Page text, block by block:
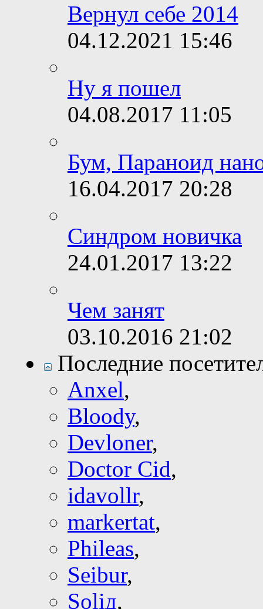
Вернул себе 2014
04.12.2021 15:46
Ну я пошел
04.08.2017 11:05
Бум, Параноид
16.04.2017 20:28
Синдром новичка
24.01.2017 13:22
Чем занят
03.10.2016 21:02
Последние
Anxel,
Bloody,
Devloner,
Doctor Cid,
idavollr,
markertat,
Phileas,
Seibur,
Soliд,